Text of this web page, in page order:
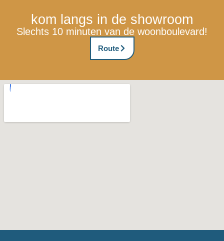
kom langs in de showroom
Slechts 10 minuten van de woonboulevard!
Route